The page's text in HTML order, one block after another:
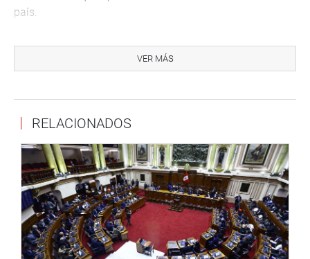
país.
articulado para una buena gestión.
la Comisión de Saneamiento del Colegio de Ingenieros de
Chiclayo, liderado por Ing. Felipe Motta, presidente de la
Comisión de Saneamiento del CIP.
VER MÁS
RELACIONADOS